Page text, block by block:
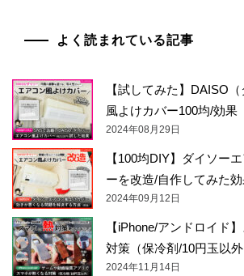
よく読まれている記事
【試してみた】DAISO
風よけカバー100均/効果
2024年08月29日
【100均DIY】ダイソー
ーを改造/自作してみた
2024年09月12日
【iPhone/アンドロイド
対策（保冷剤/10円玉以外
2024年11月14日